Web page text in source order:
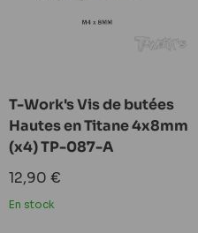
T-Work's Vis de butées
Hautes en Titane 4x8mm
(x4) TP-087-A
Prix
réduit
12,90 €
En stock